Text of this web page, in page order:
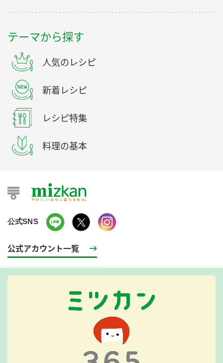
テーマから探す
人気のレシピ
新着レシピ
レシピ特集
料理の基本
公式SNS
公式アカウント一覧